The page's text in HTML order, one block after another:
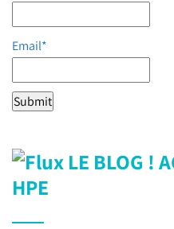
Email*
LE BLOG !
HPE